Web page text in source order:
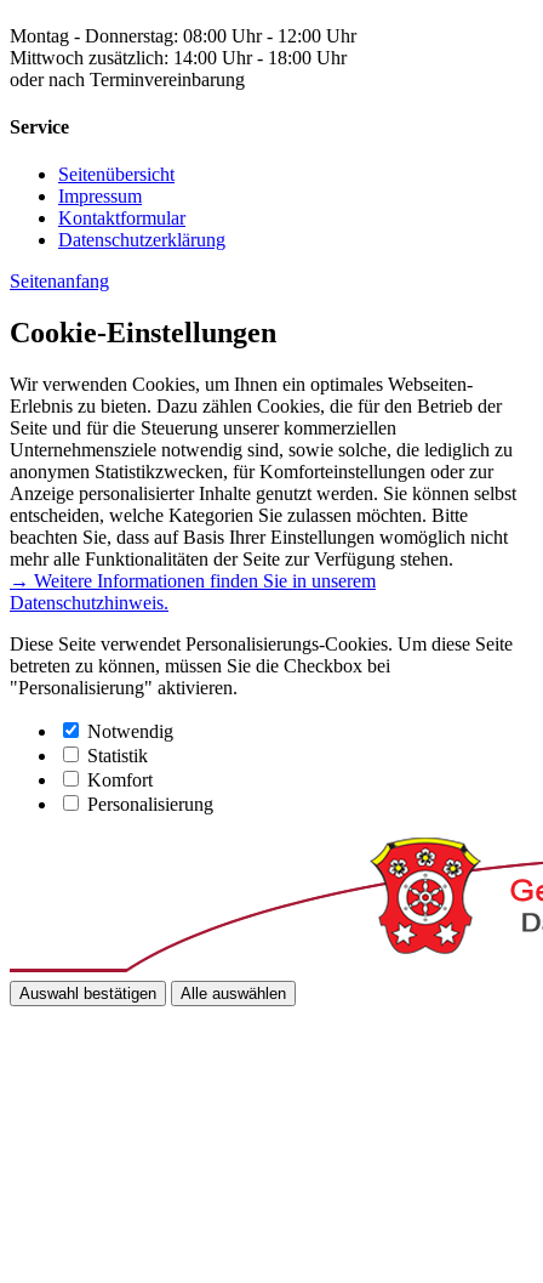
Montag - Donnerstag: 08:00 Uhr - 12:00 Uhr
Mittwoch zusätzlich: 14:00 Uhr - 18:00 Uhr
oder nach Terminvereinbarung
Service
Seitenübersicht
Impressum
Kontaktformular
Datenschutzerklärung
Seitenanfang
Cookie-Einstellungen
Wir verwenden Cookies, um Ihnen ein optimales Webseiten-
Erlebnis zu bieten. Dazu zählen Cookies, die für den Betrieb der
Seite und für die Steuerung unserer kommerziellen
Unternehmensziele notwendig sind, sowie solche, die lediglich zu
anonymen Statistikzwecken, für Komforteinstellungen oder zur
Anzeige personalisierter Inhalte genutzt werden. Sie können selbst
entscheiden, welche Kategorien Sie zulassen möchten. Bitte
beachten Sie, dass auf Basis Ihrer Einstellungen womöglich nicht
mehr alle Funktionalitäten der Seite zur Verfügung stehen.
→ Weitere Informationen finden Sie in unserem
Datenschutzhinweis.
Diese Seite verwendet Personalisierungs-Cookies. Um diese Seite
betreten zu können, müssen Sie die Checkbox bei
"Personalisierung" aktivieren.
Notwendig
Statistik
Komfort
Personalisierung
Auswahl bestätigen Alle auswählen